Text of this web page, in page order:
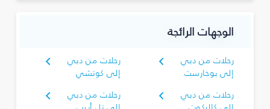
الوجهات الرائجة
رحلات من دبي
إلى بوخارست
رحلات من دبي
إلى كوتشي
رحلات من دبي
رحلات من دبي